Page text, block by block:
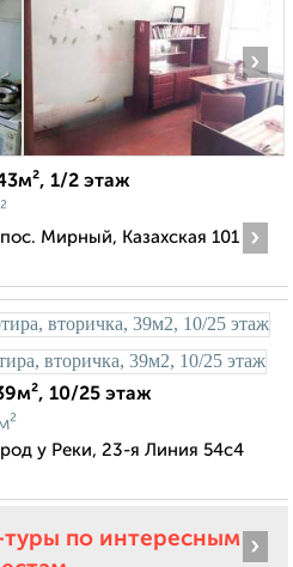
›
1/2 этаж
Мирный, Казахская 101
›
10/25 этаж
у Реки, 23-я Линия 54с4
туры по интересным ›